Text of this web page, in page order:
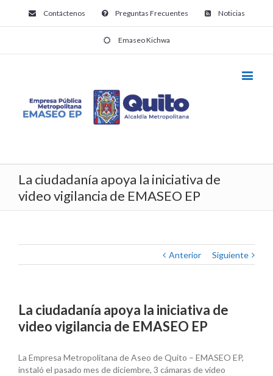
Contáctenos Preguntas Frecuentes Noticias
Emaseo Kichwa
La ciudadanía apoya la iniciativa de
video vigilancia de EMASEO EP
Anterior Siguiente
La ciudadanía apoya la iniciativa de
video vigilancia de EMASEO EP
La Empresa Metropolitana de Aseo de Quito – EMASEO EP,
instaló el pasado mes de diciembre, 3 cámaras de video